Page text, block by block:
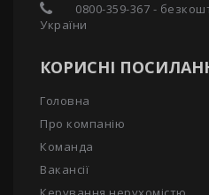
0800-359-367 -
України
КОРИСНІ
Головна
Про компанію
Команда
Вакансії